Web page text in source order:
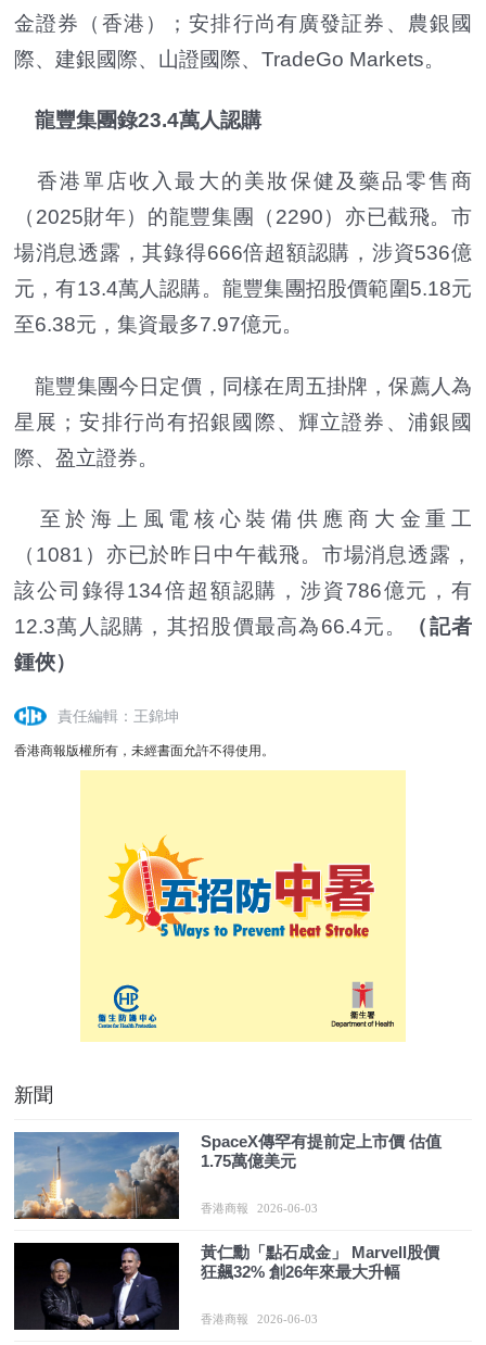
金證券（香港）；安排行尚有廣發証券、農銀國
際、建銀國際、山證國際、TradeGo Markets。
龍豐集團錄23.4萬人認購
香港單店收入最大的美妝保健及藥品零售商
（2025財年）的龍豐集團（2290）亦已截飛。市
場消息透露，其錄得666倍超額認購，涉資536億
元，有13.4萬人認購。龍豐集團招股價範圍5.18元
至6.38元，集資最多7.97億元。
龍豐集團今日定價，同樣在周五掛牌，保薦人為
星展；安排行尚有招銀國際、輝立證券、浦銀國
際、盈立證券。
至於海上風電核心裝備供應商大金重工
（1081）亦已於昨日中午截飛。市場消息透露，
該公司錄得134倍超額認購，涉資786億元，有
12.3萬人認購，其招股價最高為66.4元。
（記者
鍾俠）
責任編輯：王錦坤
香港商報版權所有，未經書面允許不得使用。
新聞
SpaceX傳罕有提前定上市價 估值
1.75萬億美元
香港商報 2026-06-03
黃仁勳「點石成金」 Marvell股價
狂飆32% 創26年來最大升幅
香港商報 2026-06-03